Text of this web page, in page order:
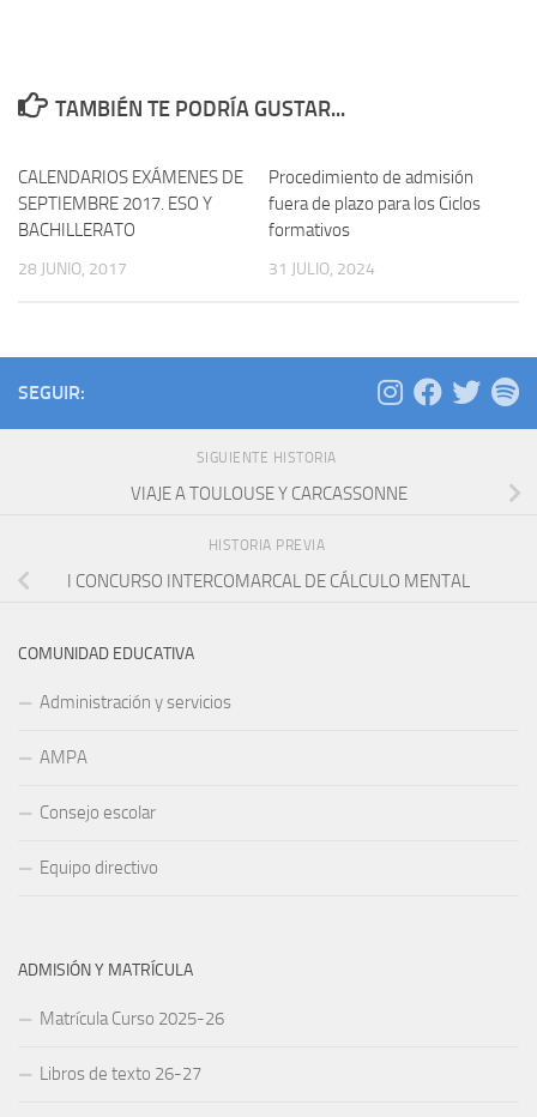
TAMBIÉN TE PODRÍA GUSTAR...
CALENDARIOS EXÁMENES DE
SEPTIEMBRE 2017. ESO Y
BACHILLERATO
28 JUNIO, 2017
Procedimiento de admisión
fuera de plazo para los Ciclos
formativos
31 JULIO, 2024
SEGUIR:
SIGUIENTE HISTORIA
VIAJE A TOULOUSE Y CARCASSONNE
HISTORIA PREVIA
I CONCURSO INTERCOMARCAL DE CÁLCULO MENTAL
COMUNIDAD EDUCATIVA
Administración y servicios
AMPA
Consejo escolar
Equipo directivo
ADMISIÓN Y MATRÍCULA
Matrícula Curso 2025-26
Libros de texto 26-27